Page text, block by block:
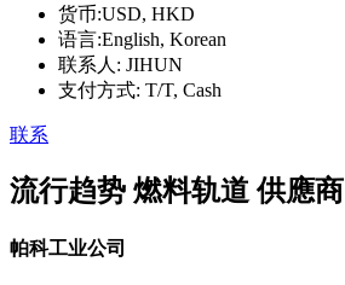
货币:USD, HKD
语言:English, Korean
联系人: JIHUN
支付方式: T/T, Cash
联系
流行趋势 燃料轨道 供應商
帕科工业公司